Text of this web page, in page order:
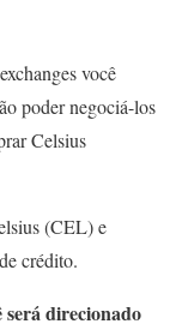
você
poder negociá-los
Celsius
(CEL) e
crédito.
será direcionado